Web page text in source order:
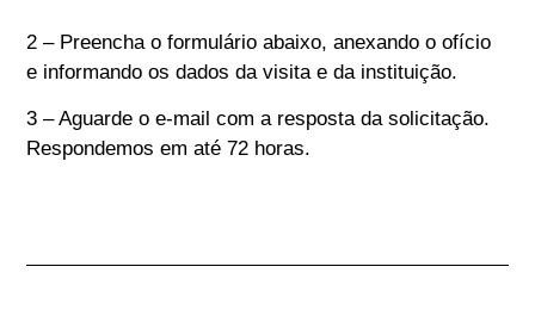
2 – Preencha o formulário abaixo, anexando o ofício
e informando os dados da visita e da instituição.
3 – Aguarde o e-mail com a resposta da solicitação.
Respondemos em até 72 horas.